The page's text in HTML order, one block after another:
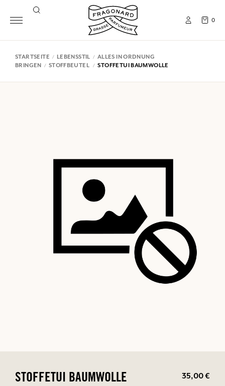
0
STARTSEITE LEBENSSTIL
ALLES IN ORDNUNG
BRINGEN
STOFFBEUTEL STOFFETUI BAUMWOLLE
STOFFETUI BAUMWOLLE 35,00 €